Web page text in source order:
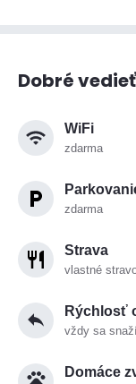
Dobré vedieť
WiFi
zdarma
zdarma
Strava
vlastné
Rýchlosť
vždy sa
Domáce